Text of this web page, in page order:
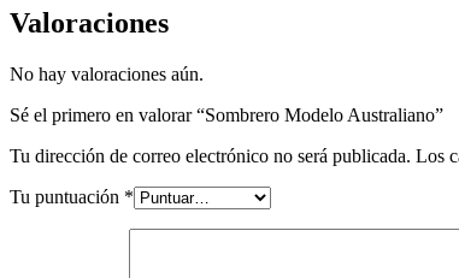
Valoraciones
No hay valoraciones aún.
Sé el primero en valorar “Sombrero Modelo Australiano”
Tu dirección de correo electrónico no será publicada. Los
Tu puntuación *